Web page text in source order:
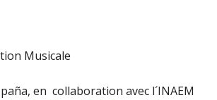
Musicale
en collaboration avec l´INAEM